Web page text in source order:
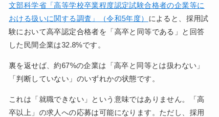
文部科学省「高等学校卒業程度認定試験合格者の企業等に
おける扱いに関する調査」（令和5年度） によると、採用試
験において高卒認定合格者を「高卒と同等である」と回答
した民間企業は32.8%です。
裏を返せば、約67%の企業は「高卒と同等とは扱わない」
「判断していない」のいずれかの状態です。
これは「就職できない」という意味ではありません。「高
卒以上」の求人への応募は可能になります。ただし、採用